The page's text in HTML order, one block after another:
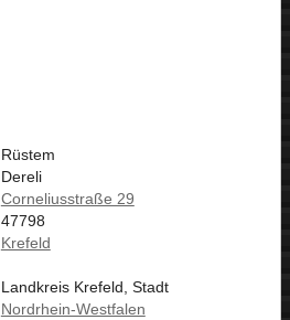
Rüstem
Dereli
Corneliusstraße 29
47798
Krefeld
Landkreis Krefeld, Stadt
Nordrhein-Westfalen